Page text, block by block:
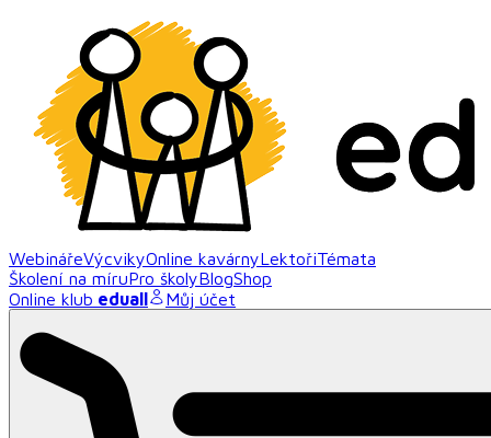
WebinářeVýcvikyOnline kavárnyLektořiTémata
Školení na míruPro školyBlogShop
Online klub eduall Můj účet